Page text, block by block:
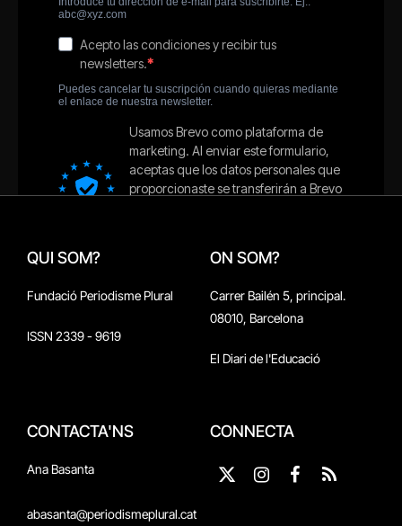
QUI SOM?
Fundació Periodisme Plural
ISSN 2339 - 9619
ON SOM?
Carrer Bailén 5, principal.
08010, Barcelona
El Diari de l'Educació
CONTACTA'NS
Ana Basanta
abasanta@periodismeplural.cat
CONNECTA
X
Instagram
Facebook
RSS